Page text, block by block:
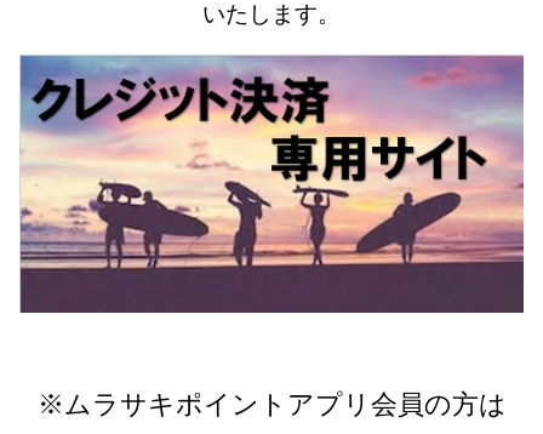
いたします。
※ムラサキポイントアプリ会員の方は